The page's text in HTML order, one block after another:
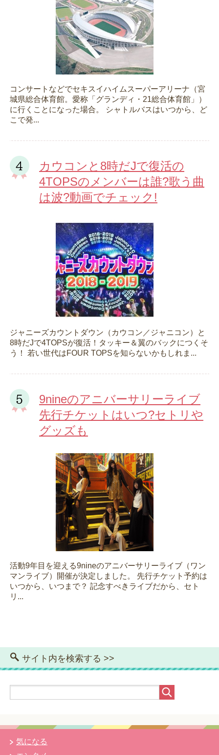
コンサートなどでセキスイハイムスーパーアリーナ（宮
城県総合体育館。愛称「グランディ・21総合体育館」）
に行くことになった場合。 シャトルバスはいつから、ど
こで発...
カウコンと8時だJで復活の
4TOPSのメンバーは誰?歌う曲
は波?動画でチェック!
ジャニーズカウントダウン（カウコン／ジャニコン）と
8時だJで4TOPSが復活！タッキー＆翼のバックにつくそ
う！ 若い世代はFOUR TOPSを知らないかもしれま...
9nineのアニバーサリーライブ
先行チケットはいつ?セトリや
グッズも
活動9年目を迎える9nineのアニバーサリーライブ（ワン
マンライブ）開催が決定しました。 先行チケット予約は
いつから、いつまで？ 記念すべきライブだから、セト
リ...
サイト内を検索する >>
気になる